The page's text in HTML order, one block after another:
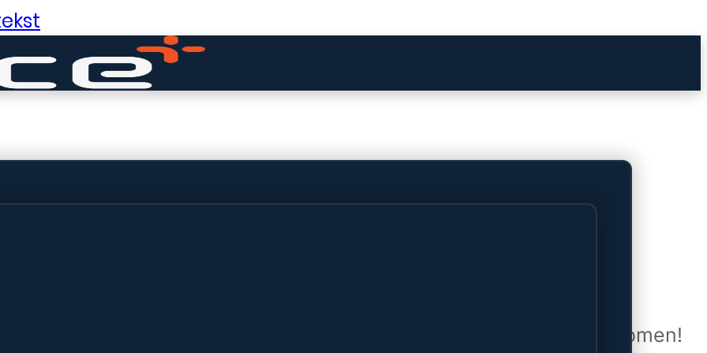
dingen in het verschiet
winkel wordt momenteel gebouwd en zal binnenkort online komen!